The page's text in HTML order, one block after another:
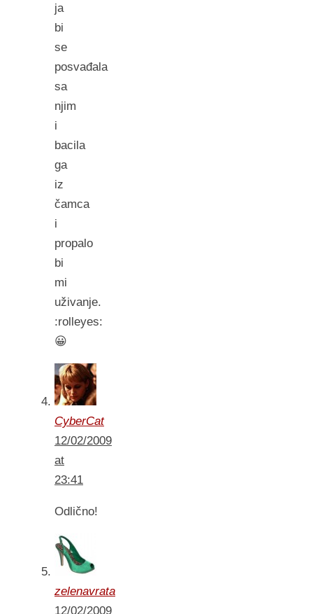
ja
bi
se
posvađala
sa
njim
i
bacila
ga
iz
čamca
i
propalo
bi
mi
uživanje.
:rolleyes:
😀
CyberCat
12/02/2009
at
23:41
Odlično!
zelenavrata
12/02/2009